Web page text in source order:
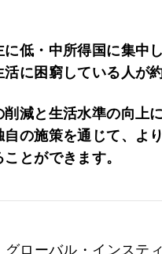
に低・中所得国に集中
活に困窮している人が
削減と生活水準の向上
自の施策を通じて、よ
とができます。
グローバル・インステ